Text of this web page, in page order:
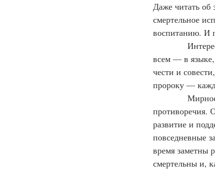
Даже читать об
смертельное
воспитанию. И
Интересны
всем — в языке,
чести и
пророку —
Мирное
противоречия.
развитие и
повседневные
время заметны
смертельны и,